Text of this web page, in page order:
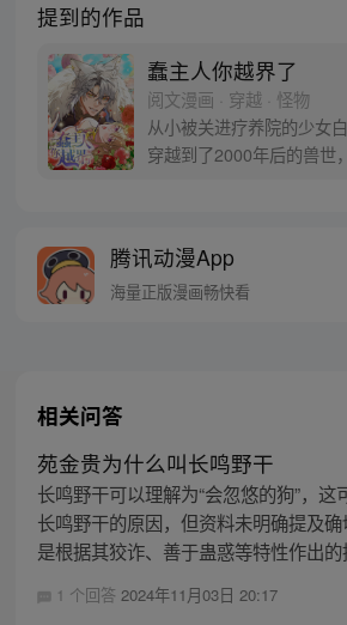
提到的作品
蠢主人你越界了
阅文漫画 · 穿越 · 怪物
从小被关进疗养院的少女
穿越到了2000年后的兽世
有“铲屎官”的日子好像也
么对身为宠物的我酱酱
腾讯动漫App
海量正版漫画畅快看
相关问答
苑金贵为什么叫长鸣野干
长鸣野干可以理解为“会忽悠的狗”，这
长鸣野干的原因，但资料未明确提及
是根据其狡诈、善于蛊惑等特性作出的
1 个回答 2024年11月03日 20:17